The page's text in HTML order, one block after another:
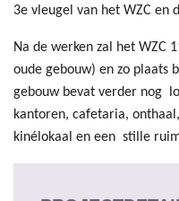
3e vleugel van het WZC en
Na de werken zal het WZC
oude gebouw) en zo plaats
gebouw bevat verder nog
kantoren, cafetaria,
kinélokaal en een stille